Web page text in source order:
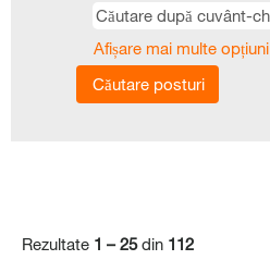
Afișare mai multe opțiuni
Rezultate 1 – 25din 112